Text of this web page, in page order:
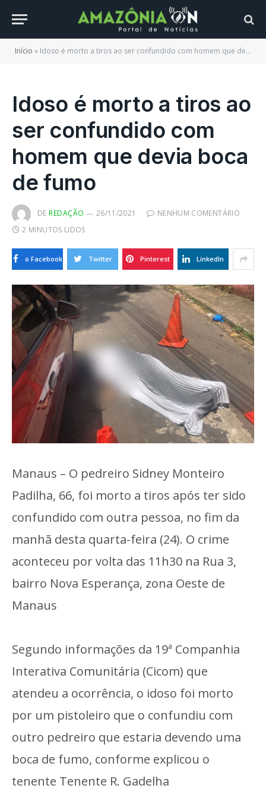
Início » Idoso é morto a tiros ao ser confundido com homem que devia boca de fumo
Idoso é morto a tiros ao
ser confundido com
homem que devia boca
de fumo
DE REDAÇÃO 26/11/2021
NENHUM COMENTÁRIO
2 MINUTOS LIDOS
o Facebook Twitter Pinterest LinkedIn
Manaus – O pedreiro Sidney Monteiro
Padilha, 66, foi morto a tiros após ter sido
confundido com outra pessoa, no fim da
manhã desta quarta-feira (24). O crime
aconteceu por volta das 11h30 na Rua 3,
bairro Nova Esperança, zona Oeste de
Manaus
Segundo informações da 19ª Companhia
Interativa Comunitária (Cicom) que
atendeu a ocorrência, o idoso foi morto
por um pistoleiro que o confundiu com
outro pedreiro que estaria devendo uma
boca de fumo, conforme explicou o
tenente Tenente R. Gadelha